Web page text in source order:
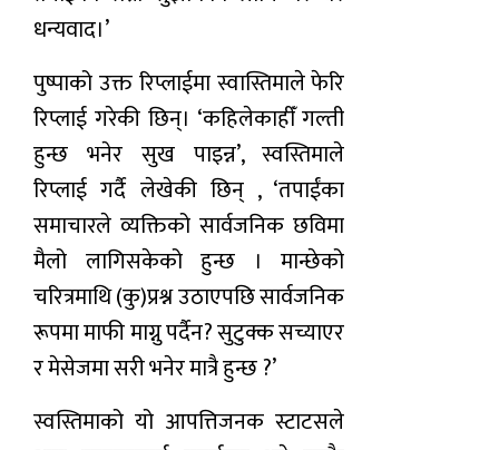
धन्यवाद।’
पुष्पाको उक्त रिप्लाईमा स्वास्तिमाले फेरि
रिप्लाई गरेकी छिन्। ‘कहिलेकाहीँ गल्ती
हुन्छ भनेर सुख पाइन्न’, स्वस्तिमाले
रिप्लाई गर्दै लेखेकी छिन् , ‘तपाईंका
समाचारले व्यक्तिको सार्वजनिक छविमा
मैलो लागिसकेको हुन्छ । मान्छेको
चरित्रमाथि (कु)प्रश्न उठाएपछि सार्वजनिक
रूपमा माफी माग्नु पर्दैन? सुटुक्क सच्याएर
र मेसेजमा सरी भनेर मात्रै हुन्छ ?’
स्वस्तिमाको यो आपत्तिजनक स्टाटसले